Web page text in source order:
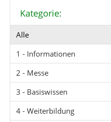
Kategorie:
Alle
1 - Informationen
2 - Messe
3 - Basiswissen
4 - Weiterbildung